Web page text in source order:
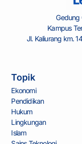
Gedung
Kampus
Jl. Kaliurang km.
Topik
Ekonomi
Pendidikan
Hukum
Lingkungan
Islam